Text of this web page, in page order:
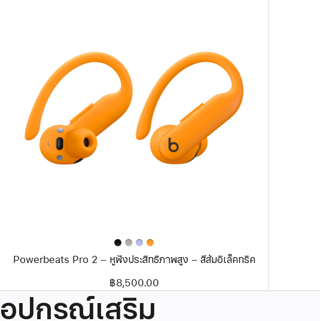
ก่อน
หน้า
รูปภาพ
Powerbeats
ส้ม
อิเล็ค
ทริค
Powerbeats Pro 2 – หูฟังประสิทธิภาพสูง – สีส้มอิเล็คทริค
฿8,500.00
อุปกรณ์เสริม